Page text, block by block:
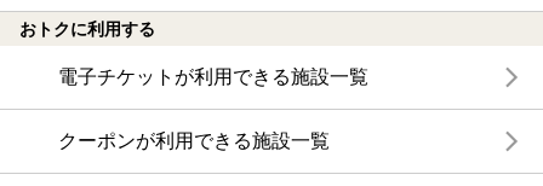
おトクに利用する
電子チケットが利用できる施設一覧
クーポンが利用できる施設一覧